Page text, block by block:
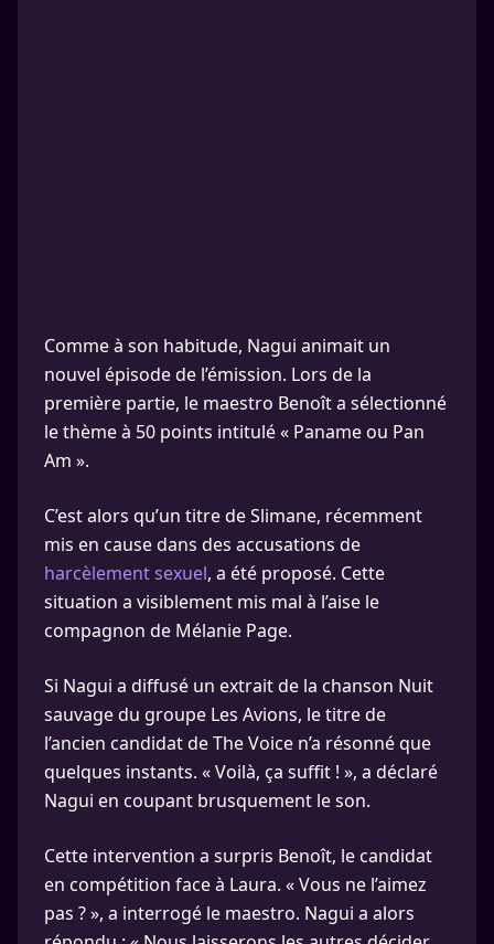
Comme à son habitude, Nagui animait un
nouvel épisode de l’émission. Lors de la
première partie, le maestro Benoît a sélectionné
le thème à 50 points intitulé « Paname ou Pan
Am ».
C’est alors qu’un titre de Slimane, récemment
mis en cause dans des accusations de
harcèlement sexuel, a été proposé. Cette
situation a visiblement mis mal à l’aise le
compagnon de Mélanie Page.
Si Nagui a diffusé un extrait de la chanson Nuit
sauvage du groupe Les Avions, le titre de
l’ancien candidat de The Voice n’a résonné que
quelques instants. « Voilà, ça suffit ! », a déclaré
Nagui en coupant brusquement le son.
Cette intervention a surpris Benoît, le candidat
en compétition face à Laura. « Vous ne l’aimez
pas ? », a interrogé le maestro. Nagui a alors